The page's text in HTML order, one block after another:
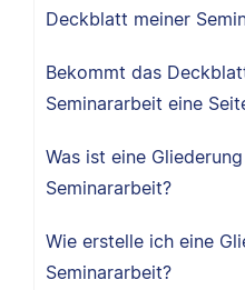
Deckblatt meiner
Bekommt das
Seminararbeit eine
Was ist eine
Seminararbeit?
Wie erstelle ich eine
Seminararbeit?